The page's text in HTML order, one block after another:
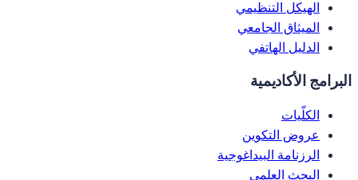
الهيكل التنظيمي
الميثاق الجامعي
الدليل الهاتفي
البرامج الأكاديمية
الكلّيات
عروض التكوين
الرزنامة البيداغوجية
البحث العلمي